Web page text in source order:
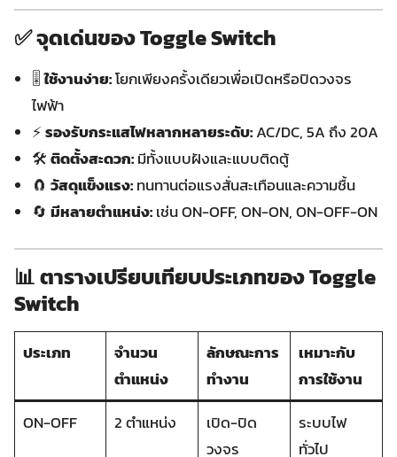
✅ จุดเด่นของ Toggle Switch
🎚️ใช้งานง่าย:โยกเพียงครั้งเดียวเพื่อเปิดหรือปิดวงจร
ไฟฟ้า
⚡รองรับกระแสไฟหลากหลายระดับ:AC/DC, 5A ถึง 20A
🛠️ติดตั้งสะดวก:มีทั้งแบบฝังและแบบติดตู้
🧲วัสดุแข็งแรง:ทนทานต่อแรงสั่นสะเทือนและความชื้น
🔄มีหลายตำแหน่ง:เช่น ON-OFF, ON-ON, ON-OFF-ON
📊 ตารางเปรียบเทียบประเภทของ Toggle
Switch
ประเภท
จำนวน
ตำแหน่ง
ลักษณะการ
ทำงาน
เหมาะกับ
การใช้งาน
ON-OFF
2 ตำแหน่ง
เปิด-ปิด
วงจร
ระบบไฟ
ทั่วไป